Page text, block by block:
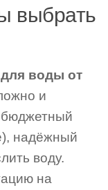
выбрать
воды от
и
надёжный
воду.
на